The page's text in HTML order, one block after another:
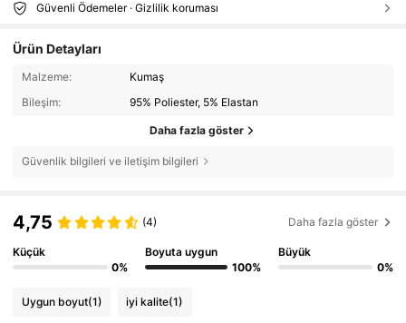
Güvenli Ödemeler · Gizlilik koruması
Ürün Detayları
Malzeme:
Kumaş
Bileşim:
95% Poliester, 5% Elastan
Daha fazla göster
Güvenlik bilgileri ve iletişim bilgileri
4,75 (4) Daha fazla göster
Küçük
0%
Boyuta uygun
100%
Büyük
0%
Uygun boyut(1) iyi kalite(1)